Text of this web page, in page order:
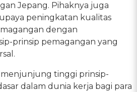
Jepang. Pihaknya juga
peningkatan kualitas
dengan
prinsip pemagangan yang
tinggi prinsip-
dalam dunia kerja bagi para